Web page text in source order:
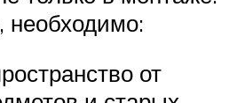
необходимо:
от